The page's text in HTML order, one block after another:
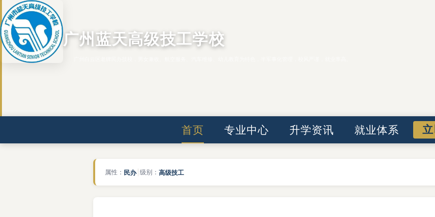
广州蓝天高级技工学校
首页 专业中心 升学资讯 就业体系
属性： 民办 级别：高级技工